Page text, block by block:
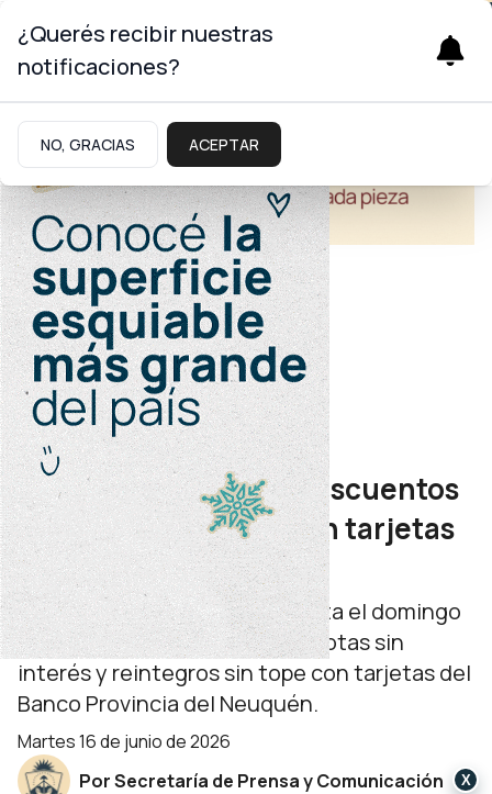
Economía
Semana de Papá
Cuotas sin interés y descuentos
por el Día del Padre con tarjetas
BPN
La promoción se extiende hasta el domingo
21 de junio. Ofrece hasta 12 cuotas sin
interés y reintegros sin tope con tarjetas del
Banco Provincia del Neuquén.
martes 16 de junio de 2026
Por Secretaría de Prensa y Comunicación
¿Querés recibir nuestras
notificaciones?
NO, GRACIAS ACEPTAR
X